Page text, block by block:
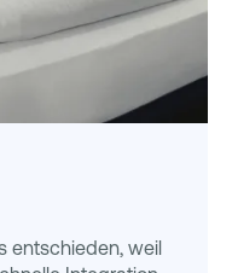
entschieden, weil